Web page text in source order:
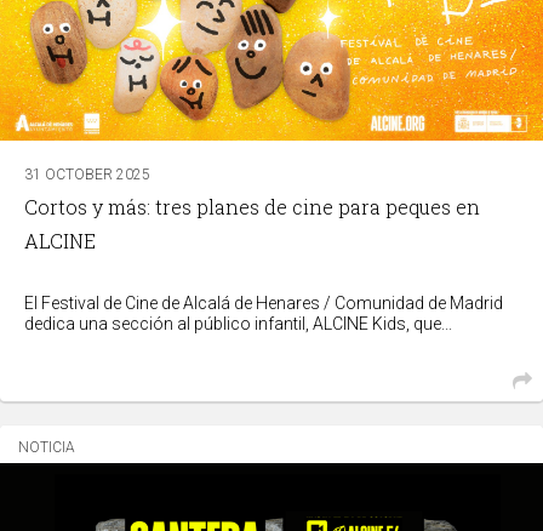
31 OCTOBER 2025
Cortos y más: tres planes de cine para peques en
ALCINE
El Festival de Cine de Alcalá de Henares / Comunidad de Madrid
dedica una sección al público infantil, ALCINE Kids, que...
NOTICIA